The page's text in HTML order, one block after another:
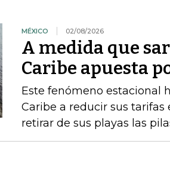
MÉXICO 02/08/2026
A medida que
Caribe apuesta
Este fenómeno estacional
Caribe a reducir sus
retirar de sus playas las